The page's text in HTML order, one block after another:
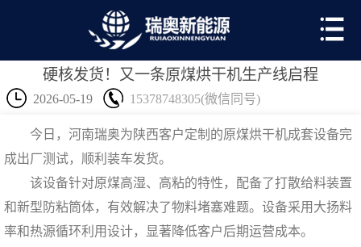
硬核发货！又一条原煤烘干机生产线启程
2026-05-19 15378748305(微信同号)
今日，河南瑞奥为陕西客户定制的原煤烘干机成套设备完
成出厂测试，顺利装车发货。
该设备针对原煤高湿、高粘的特性，配备了打散给料装置
和新型防粘筒体，有效解决了物料堵塞难题。设备采用大扬料
率和热源循环利用设计，显著降低客户后期运营成本。